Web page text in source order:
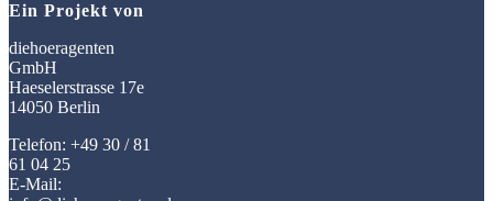
Ein Projekt von
diehoeragenten
GmbH
Haeselerstrasse 17e
14050 Berlin
Telefon: +49 30 / 81
61 04 25
E-Mail: